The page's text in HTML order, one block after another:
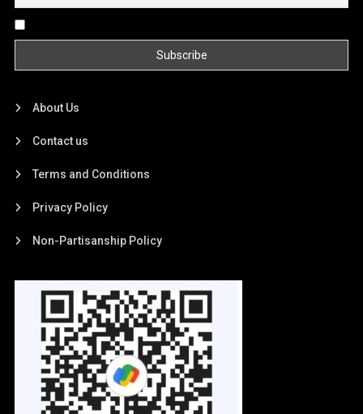
About Us
Contact us
Terms and Conditions
Privacy Policy
Non-Partisanship Policy